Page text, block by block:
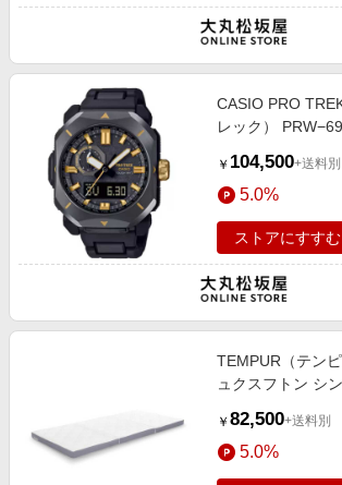
CASIO PRO
レック）
￥ 104,500+送料別
5.0%
ストアにすすむ
TEMPUR（テン
ュクスフトン シ
￥ 82,500+送料別
5.0%